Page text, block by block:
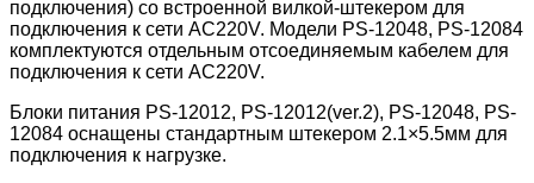
подключения) со встроенной вилкой-штекером для
подключения к сети AC220V. Модели PS-12048, PS-12084
комплектуются отдельным отсоединяемым кабелем для
подключения к сети AC220V.
Блоки питания PS-12012, PS-12012(ver.2), PS-12048, PS-
12084 оснащены стандартным штекером 2.1×5.5мм для
подключения к нагрузке.